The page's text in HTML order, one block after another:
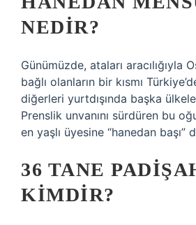
NEDIR?
Günümüzde, ataları aracılığıyla
bağlı olanların bir kısmı
diğerleri yurtdışında başka
Prenslik unvanını sürdüren bu
en yaşlı üyesine “hanedan başı”
36 TANE
KIMDIR?